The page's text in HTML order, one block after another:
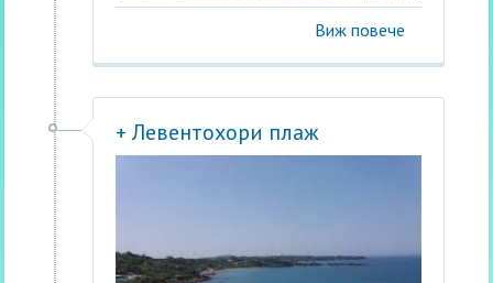
Виж повече
+ Левентохори плаж